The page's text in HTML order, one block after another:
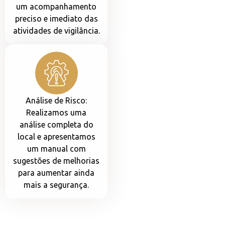
um acompanhamento
preciso e imediato das
atividades de vigilância.
Análise de Risco:
Realizamos uma
análise completa do
local e apresentamos
um manual com
sugestões de melhorias
para aumentar ainda
mais a segurança.